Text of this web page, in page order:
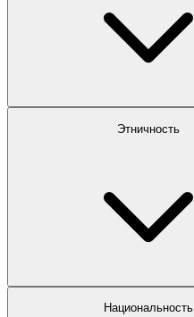
Этничность
Национальность